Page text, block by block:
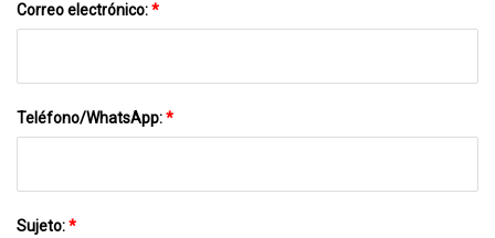
Correo electrónico:*
Teléfono/WhatsApp:*
Sujeto:*